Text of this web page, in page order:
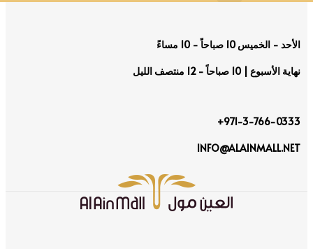
الأحد - الخميس 10 صباحاً - 10 مساءً
نهاية الأسبوع | 10 صباحاً - 12 منتصف الليل
971-3-766-0333+
INFO@ALAINMALL.NET